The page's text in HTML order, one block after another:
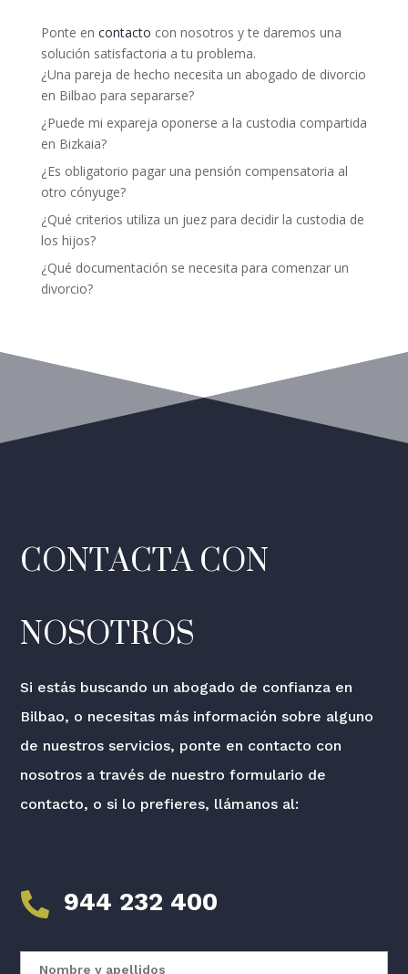
Ponte en contacto con nosotros y te daremos una
solución satisfactoria a tu problema.
¿Una pareja de hecho necesita un abogado de divorcio
en Bilbao para separarse?
¿Puede mi expareja oponerse a la custodia compartida
en Bizkaia?
¿Es obligatorio pagar una pensión compensatoria al
otro cónyuge?
¿Qué criterios utiliza un juez para decidir la custodia de
los hijos?
¿Qué documentación se necesita para comenzar un
divorcio?
CONTACTA CON
NOSOTROS
Si estás buscando un abogado de confianza en
Bilbao, o necesitas más información sobre alguno
de nuestros servicios, ponte en contacto con
nosotros a través de nuestro formulario de
contacto, o si lo prefieres, llámanos al:
 944 232 400